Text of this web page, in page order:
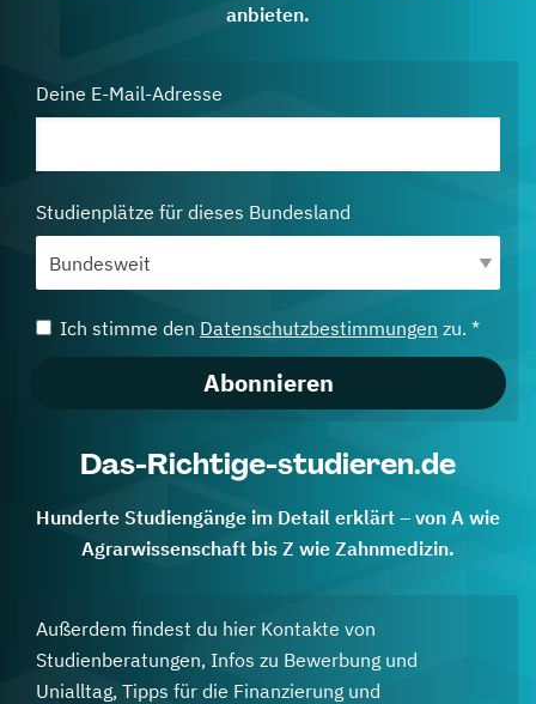
anbieten.
Deine E-Mail-Adresse
Studienplätze für dieses Bundesland
Ich stimme den Datenschutzbestimmungen zu. *
Abonnieren
Das-Richtige-studieren.de
Hunderte Studiengänge im Detail erklärt – von A wie
Agrarwissenschaft bis Z wie Zahnmedizin.
Außerdem findest du hier Kontakte von
Studienberatungen, Infos zu Bewerbung und
Unialltag, Tipps für die Finanzierung und